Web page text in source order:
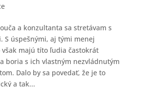
a konzultanta sa stretávam s
S úspešnými, aj tými menej
majú títo ľudia častokrát
boria s ich vlastným nezvládnutým
Dalo by sa povedať, že je to
a tak...